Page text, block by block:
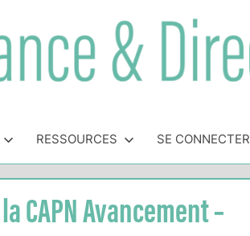
RESSOURCES SE CONNECTER
CAPN Avancement –